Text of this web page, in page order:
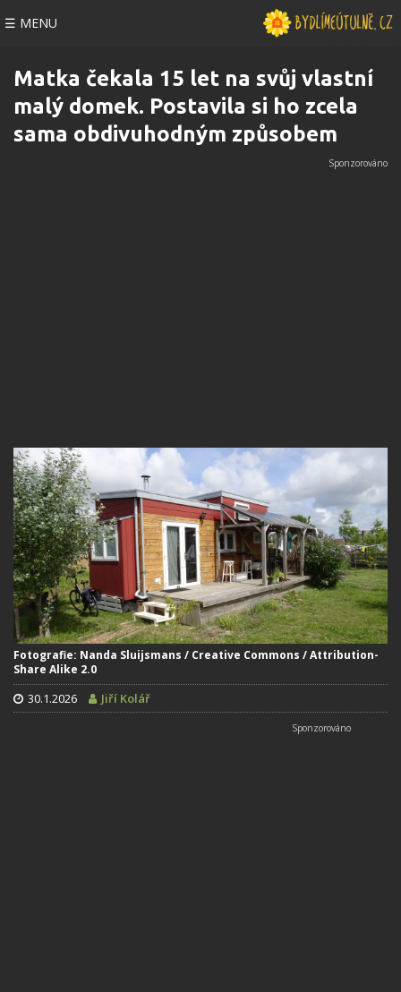
☰ MENU
Matka čekala 15 let na svůj vlastní
malý domek. Postavila si ho zcela
sama obdivuhodným způsobem
Fotografie: Nanda Sluijsmans / Creative Commons / Attribution-
Share Alike 2.0
30.1.2026 Jiří Kolář